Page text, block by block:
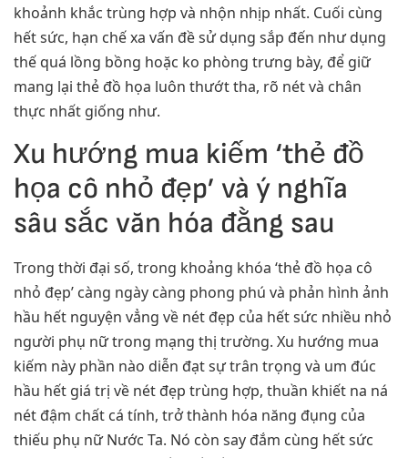
khoảnh khắc trùng hợp và nhộn nhịp nhất. Cuối cùng
hết sức, hạn chế xa vấn đề sử dụng sắp đến như dụng
thế quá lồng bồng hoặc ko phòng trưng bày, để giữ
mang lại thẻ đồ họa luôn thướt tha, rõ nét và chân
thực nhất giống như.
Xu hướng mua kiếm ‘thẻ đồ
họa cô nhỏ đẹp’ và ý nghĩa
sâu sắc văn hóa đằng sau
Trong thời đại số, trong khoảng khóa ‘thẻ đồ họa cô
nhỏ đẹp’ càng ngày càng phong phú và phản hình ảnh
hầu hết nguyện vẳng về nét đẹp của hết sức nhiều nhỏ
người phụ nữ trong mạng thị trường. Xu hướng mua
kiếm này phần nào diễn đạt sự trân trọng và um đúc
hầu hết giá trị về nét đẹp trùng hợp, thuần khiết na ná
nét đậm chất cá tính, trở thành hóa năng đụng của
thiếu phụ nữ Nước Ta. Nó còn say đắm cùng hết sức